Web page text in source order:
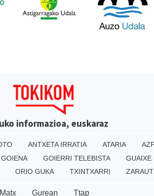
informazioa, euskaraz
ANTXETA IRRATIA ATARIA
GOIENA GOIERRI TELEBISTA
GUAIXE
ORIO GUKA TXINTXARRI
Matx Gurean Ttap